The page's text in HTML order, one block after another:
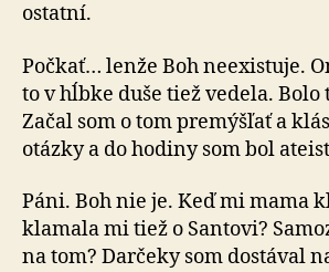
ostatní.
Počkať… lenže Boh neexistuje.
to v hĺbke duše tiež vedela. Bolo
Začal som o tom premýšľať a
otázky a do hodiny som bol
Páni. Boh nie je. Keď mi mama
klamala mi tiež o Santovi?
na tom? Darčeky som dostával